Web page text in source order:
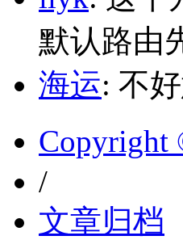
默认路由
海运: 不
Copyright
/
文章归档